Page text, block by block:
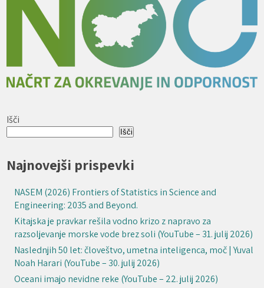
Išči
Išči
Najnovejši prispevki
NASEM (2026) Frontiers of Statistics in Science and
Engineering: 2035 and Beyond.
Kitajska je pravkar rešila vodno krizo z napravo za
razsoljevanje morske vode brez soli (YouTube – 31. julij 2026)
Naslednjih 50 let: človeštvo, umetna inteligenca, moč | Yuval
Noah Harari (YouTube – 30. julij 2026)
Oceani imajo nevidne reke (YouTube – 22. julij 2026)